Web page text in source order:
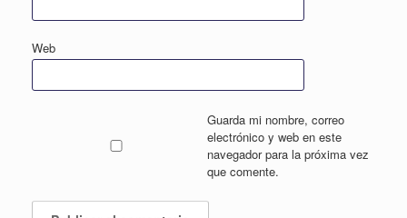
Web
Guarda mi nombre, correo
electrónico y web en este
navegador para la próxima vez
que comente.